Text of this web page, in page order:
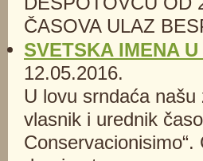
ČASOVA ULAZ
SVETSKA IMENA
12.05.2016.
U lovu srndaća
vlasnik i urednik